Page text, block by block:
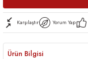
Karşılaştır Yorum Yap
Ürün Bilgisi